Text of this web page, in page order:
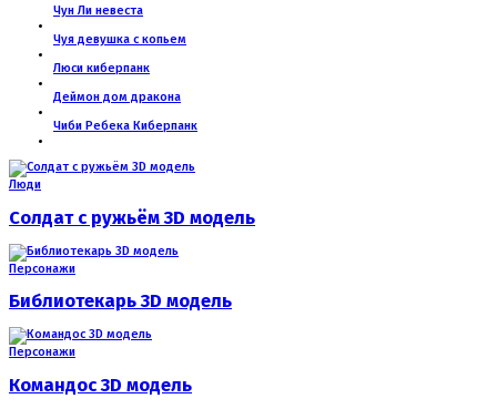
Чун Ли невеста
Чуя девушка с копьем
Люси киберпанк
Деймон дом дракона
Чиби Ребека Киберпанк
Люди
Солдат с ружьём 3D модель
Персонажи
Библиотекарь 3D модель
Персонажи
Командос 3D модель